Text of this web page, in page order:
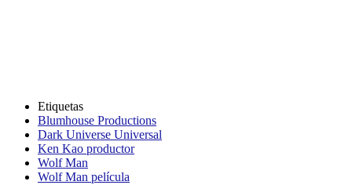
Etiquetas
Blumhouse Productions
Dark Universe Universal
Ken Kao productor
Wolf Man
Wolf Man película